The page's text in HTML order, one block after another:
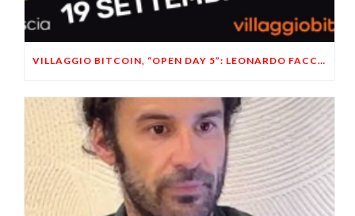
VILLAGGIO BITCOIN, “OPEN DAY 5”: LEONARDO FACCO OSPITE A BRESCIA